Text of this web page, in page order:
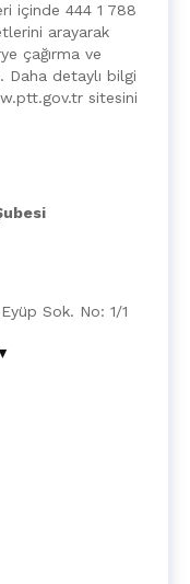
içinde 444 1 788
arayarak
çağırma ve
Daha detaylı bilgi
sitesini
Sok. No: 1/1